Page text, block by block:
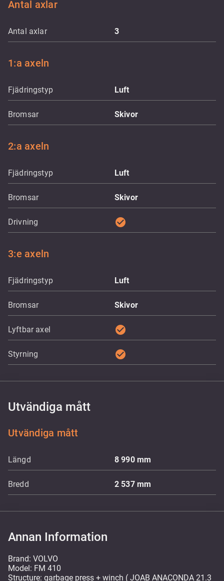
Antal axlar
Antal axlar 3
1:a axeln
Fjädringstyp Luft
Bromsar Skivor
2:a axeln
Fjädringstyp Luft
Bromsar Skivor
Drivning check_circle
3:e axeln
Fjädringstyp Luft
Bromsar Skivor
Lyftbar axel check_circle
Styrning check_circle
Utvändiga mått
Utvändiga mått
Längd 8 990 mm
Bredd 2 537 mm
Annan Information
Brand: VOLVO
Model: FM 410
Structure: garbage press + winch ( JOAB ANACONDA 21.3